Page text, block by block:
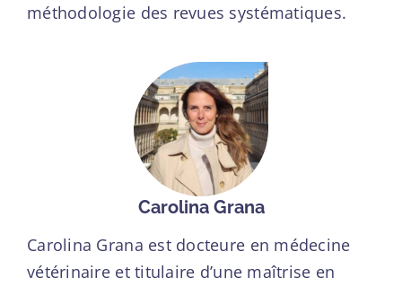
méthodologie des revues systématiques.
Carolina Grana
Carolina Grana est docteure en médecine
vétérinaire et titulaire d’une maîtrise en